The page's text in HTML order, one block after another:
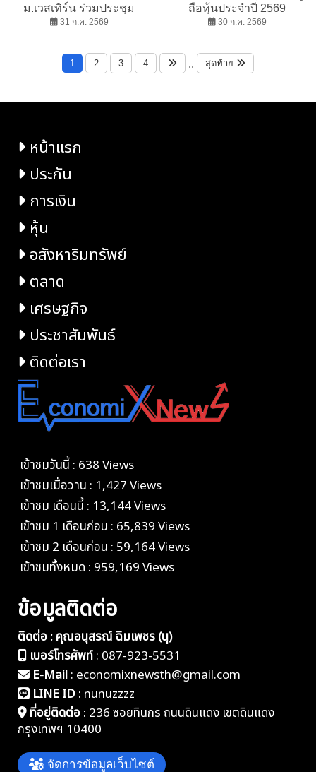
ม.เวสเทิร์น ร่วมประชุม
วิชาการชีววิทยาช่องปาก
สอน และงานวิจัย
31 ก.ค. 2569
ถือหุ้นประจำปี 2569
30 ก.ค. 2569
1 2 3 4 .. สุดท้าย
หน้าแรก
ประกัน
การเงิน
หุ้น
อสังหาริมทรัพย์
ตลาด
เศรษฐกิจ
ประชาสัมพันธ์
ติดต่อเรา
เข้าชมวันนี้ : 638 Views
เข้าชมเมื่อวาน : 1,427 Views
เข้าชม เดือนนี้ : 13,144 Views
เข้าชม 1 เดือนก่อน : 65,839 Views
เข้าชม 2 เดือนก่อน : 59,164 Views
เข้าชมทั้งหมด : 959,169 Views
ข้อมูลติดต่อ
ติดต่อ : คุณอนุสรณ์ ฉิมเพชร (นุ)
เบอร์โทรศัพท์: 087-923-5531
E-Mail: economixnewsth@gmail.com
LINE ID: nunuzzzz
ที่อยู่ติดต่อ: 236 ซอยทินกร ถนนดินแดง เขตดินแดง
กรุงเทพฯ 10400
จัดการข้อมูลเว็บไซต์